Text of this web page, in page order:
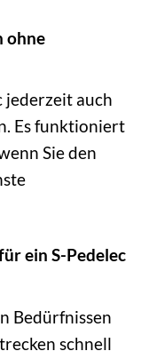
ohne
jederzeit auch
Es funktioniert
Sie den
ein S-Pedelec
Bedürfnissen
schnell